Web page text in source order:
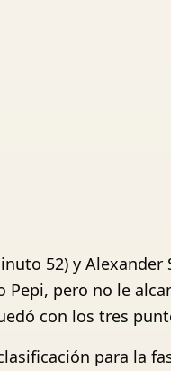
52) y
pero no le
con los tres
para la